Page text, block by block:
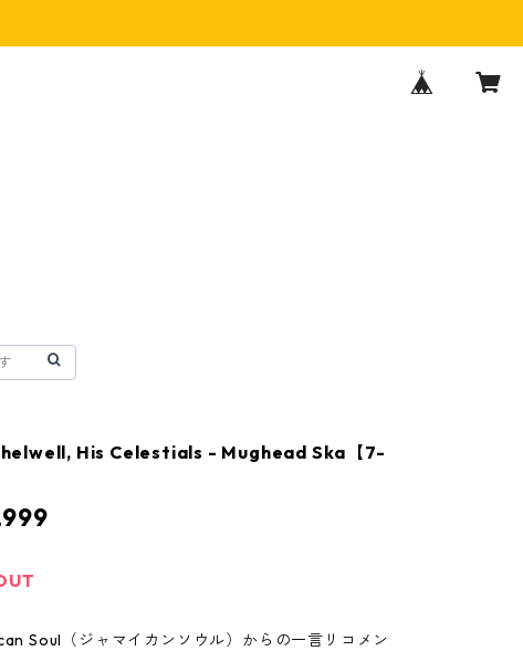
His Celestials - Mughead Ska【7-
Soul（ジャマイカンソウル）からの一言リコメン